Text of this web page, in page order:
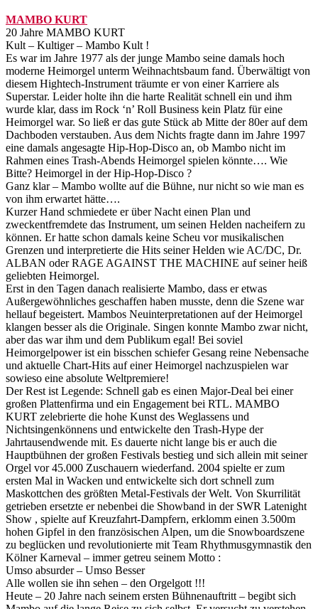
MAMBO KURT
20 Jahre MAMBO KURT
Kult – Kultiger – Mambo Kult !
Es war im Jahre 1977 als der junge Mambo seine damals hoch
moderne Heimorgel unterm Weihnachtsbaum fand. Überwältigt von
diesem Hightech-Instrument träumte er von einer Karriere als
Superstar. Leider holte ihn die harte Realität schnell ein und ihm
wurde klar, dass im Rock ‘n’ Roll Business kein Platz für eine
Heimorgel war. So ließ er das gute Stück ab Mitte der 80er auf dem
Dachboden verstauben. Aus dem Nichts fragte dann im Jahre 1997
eine damals angesagte Hip-Hop-Disco an, ob Mambo nicht im
Rahmen eines Trash-Abends Heimorgel spielen könnte…. Wie
Bitte? Heimorgel in der Hip-Hop-Disco ?
Ganz klar – Mambo wollte auf die Bühne, nur nicht so wie man es
von ihm erwartet hätte….
Kurzer Hand schmiedete er über Nacht einen Plan und
zweckentfremdete das Instrument, um seinen Helden nacheifern zu
können. Er hatte schon damals keine Scheu vor musikalischen
Grenzen und interpretierte die Hits seiner Helden wie AC/DC, Dr.
ALBAN oder RAGE AGAINST THE MACHINE auf seiner heiß
geliebten Heimorgel.
Erst in den Tagen danach realisierte Mambo, dass er etwas
Außergewöhnliches geschaffen haben musste, denn die Szene war
hellauf begeistert. Mambos Neuinterpretationen auf der Heimorgel
klangen besser als die Originale. Singen konnte Mambo zwar nicht,
aber das war ihm und dem Publikum egal! Bei soviel
Heimorgelpower ist ein bisschen schiefer Gesang reine Nebensache
und aktuelle Chart-Hits auf einer Heimorgel nachzuspielen war
sowieso eine absolute Weltpremiere!
Der Rest ist Legende: Schnell gab es einen Major-Deal bei einer
großen Plattenfirma und ein Engagement bei RTL. MAMBO
KURT zelebrierte die hohe Kunst des Weglassens und
Nichtsingenkönnens und entwickelte den Trash-Hype der
Jahrtausendwende mit. Es dauerte nicht lange bis er auch die
Hauptbühnen der großen Festivals bestieg und sich allein mit seiner
Orgel vor 45.000 Zuschauern wiederfand. 2004 spielte er zum
ersten Mal in Wacken und entwickelte sich dort schnell zum
Maskottchen des größten Metal-Festivals der Welt. Von Skurrilität
getrieben ersetzte er nebenbei die Showband in der SWR Latenight
Show , spielte auf Kreuzfahrt-Dampfern, erklomm einen 3.500m
hohen Gipfel in den französischen Alpen, um die Snowboardszene
zu beglücken und revolutionierte mit Team Rhythmusgymnastik den
Kölner Karneval – immer getreu seinem Motto :
Umso absurder – Umso Besser
Alle wollen sie ihn sehen – den Orgelgott !!!
Heute – 20 Jahre nach seinem ersten Bühnenauftritt – begibt sich